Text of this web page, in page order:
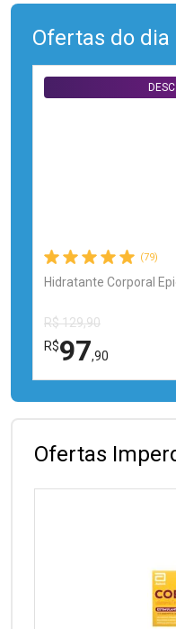
Ofertas do dia
(79)
Hidratante Corporal
R$ 129,90
R$97,90
Ofertas